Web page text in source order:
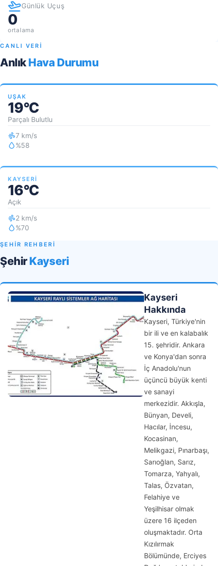
Günlük Uçuş
0
ortalama
CANLI VERİ
AnlıkHava Durumu
UŞAK
19°C
Parçalı Bulutlu
7 km/s
%58
KAYSERI
16°C
Açık
2 km/s
%70
ŞEHİR REHBERİ
ŞehirKayseri
Kayseri
Hakkında
Kayseri, Türkiye'nin
bir ili ve en kalabalık
15. şehridir. Ankara
ve Konya'dan sonra
İç Anadolu'nun
üçüncü büyük kenti
ve sanayi
merkezidir. Akkışla,
Bünyan, Develi,
Hacılar, İncesu,
Kocasinan,
Melikgazi, Pınarbaşı,
Sarıoğlan, Sarız,
Tomarza, Yahyalı,
Talas, Özvatan,
Felahiye ve
Yeşilhisar olmak
üzere 16 ilçeden
oluşmaktadır. Orta
Kızılırmak
Bölümünde, Erciyes